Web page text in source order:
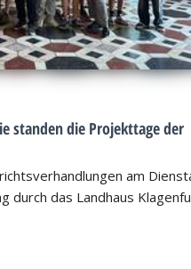
standen die Projekttage der
am
durch das Landhaus